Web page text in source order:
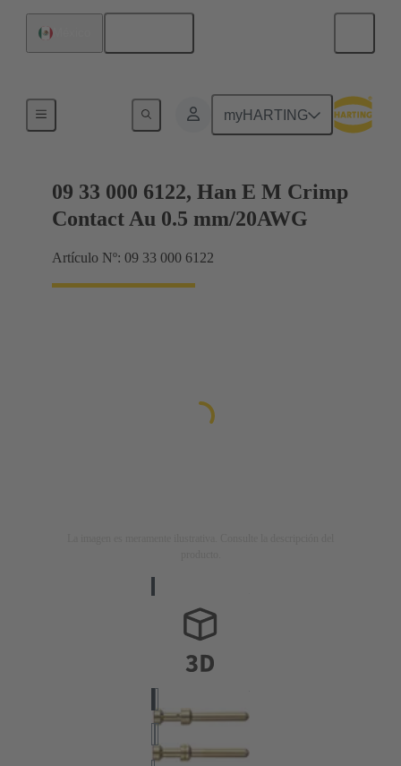
myHARTING
09 33 000 6122, Han E M Crimp
Contact Au 0.5 mm/20AWG
Artículo Nº: 09 33 000 6122